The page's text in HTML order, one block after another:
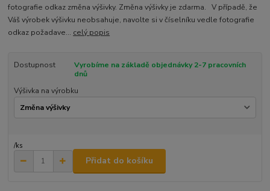
fotografie odkaz změna výšivky. Změna výšivky je zdarma. V případě, že
Váš výrobek výšivku neobsahuje, navolte si v číselníku vedle fotografie
odkaz požadave... celý popis
Dostupnost
Vyrobíme na základě objednávky 2-7 pracovních
dnů
Výšivka na výrobku
/ks
Přidat do košíku